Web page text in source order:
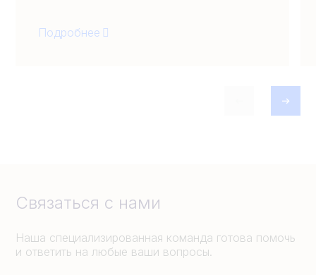
Подробнее
Связаться с нами
Наша специализированная команда готова помочь
и ответить на любые ваши вопросы.